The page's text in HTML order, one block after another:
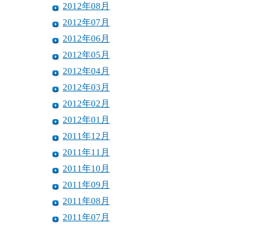
2012年08月
2012年07月
2012年06月
2012年05月
2012年04月
2012年03月
2012年02月
2012年01月
2011年12月
2011年11月
2011年10月
2011年09月
2011年08月
2011年07月